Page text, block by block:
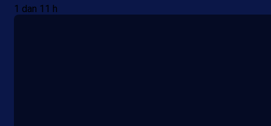
1 dan 11 h